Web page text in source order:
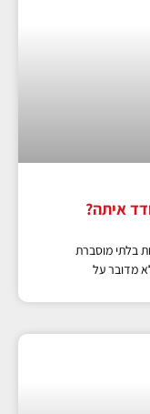
איתה?
בלתי מוסברת
מדובר על